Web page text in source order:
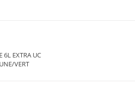
6L EXTRA UC
VERT